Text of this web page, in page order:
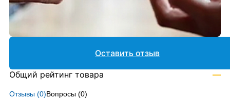
Отзывы (0)Вопросы (0)
Оставить отзыв
Общий рейтинг товара —